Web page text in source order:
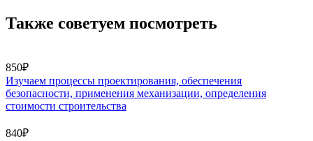
Также советуем посмотреть
850₽
Изучаем процессы проектирования, обеспечения
безопасности, применения механизации, определения
стоимости строительства
840₽